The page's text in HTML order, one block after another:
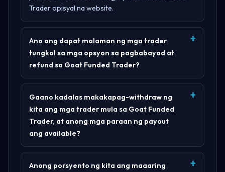
Trader opisyal na website.
Ano ang dapat malaman ng mga trader
tungkol sa mga opsyon sa pagbabayad at
refund sa Goat Funded Trader?
Gaano kadalas makakapag-withdraw ng
kita ang mga trader mula sa Goat Funded
Trader, at anong mga paraan ng payout
ang available?
Anong porsyento ng kita ang maaaring